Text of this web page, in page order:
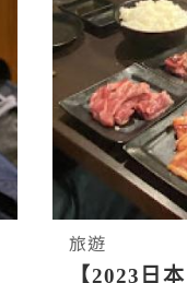
旅遊
【2023日